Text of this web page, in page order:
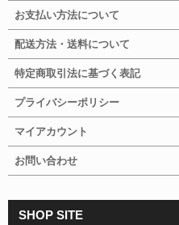
お支払い方法について
配送方法・送料について
特定商取引法に基づく表記
プライバシーポリシー
マイアカウント
お問い合わせ
SHOP SITE